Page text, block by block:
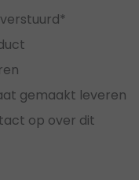
gemaakt leveren
op over dit